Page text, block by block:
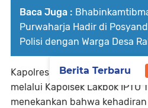
Baca Juga :
Purwaharja Hadir di
Polisi dengan Warga Desa
Kapolres Ciamis AKBP H.
melalui Kapolsek Lakbok IPTU
menekankan bahwa
Berita Terbaru